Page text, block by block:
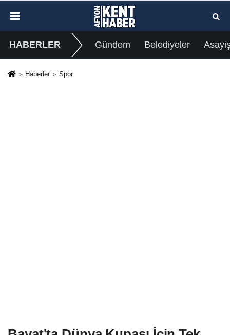
HABERLER Gündem Belediyeler
Haberler Spor